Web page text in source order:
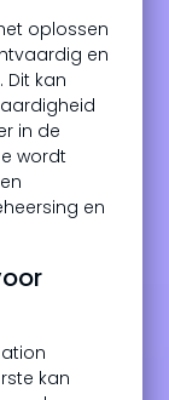
oplossen
en
Dit kan
in de
wordt
en
kan